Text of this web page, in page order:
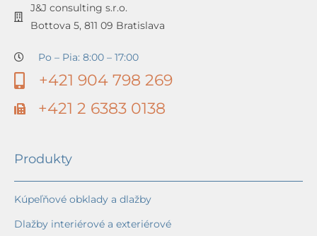
J&J consulting s.r.o.
Bottova 5, 811 09 Bratislava
Po – Pia: 8:00 – 17:00
+421 904 798 269
+421 2 6383 0138
Produkty
Kúpeľňové obklady a dlažby
Dlažby interiérové a exteriérové